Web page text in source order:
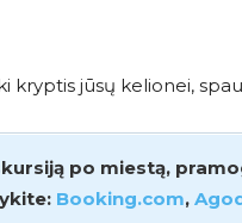
kryptis jūsų kelionei,
po miestą,
Booking.com,